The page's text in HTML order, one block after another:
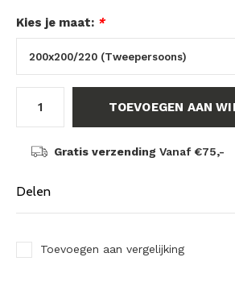
Kies je maat: *
TOEVOEGEN AAN
Gratis verzending Vanaf €75,-
Delen
Toevoegen aan vergelijking